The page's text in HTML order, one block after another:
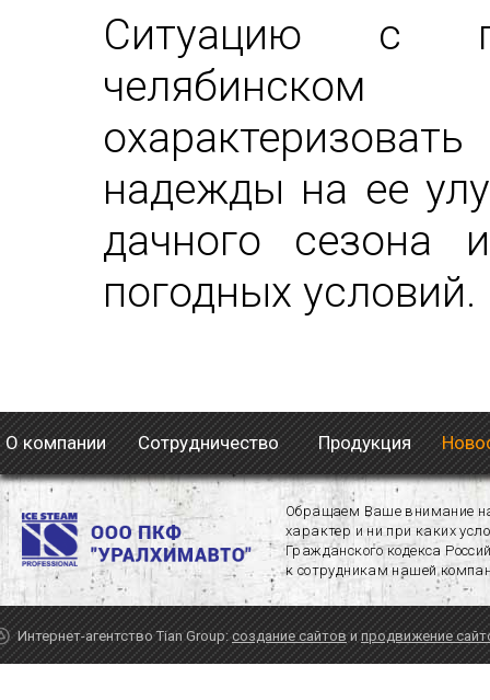
Ситуацию с
надежды на ее
дачного сезона
погодных условий.
О компании Сотрудничество Продукция
Обращаем Ваше внимание
характер и ни при каких
Гражданского кодекса
к сотрудникам нашей
Интернет-агентство Tian Group: создание сайтов и продвижение